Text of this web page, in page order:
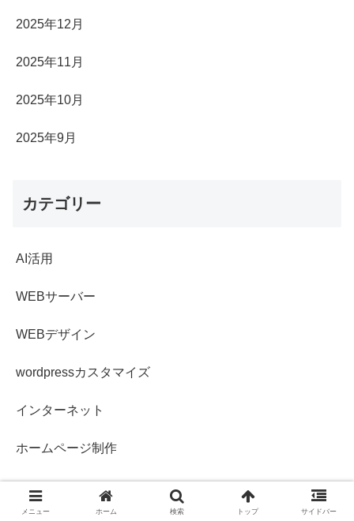
2025年12月
2025年11月
2025年10月
2025年9月
カテゴリー
AI活用
WEBサーバー
WEBデザイン
wordpressカスタマイズ
インターネット
ホームページ制作
メニュー ホーム 検索 トップ サイドバー